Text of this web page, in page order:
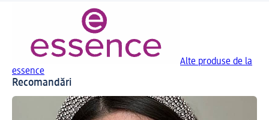
Alte produse de la
essence
Recomandări